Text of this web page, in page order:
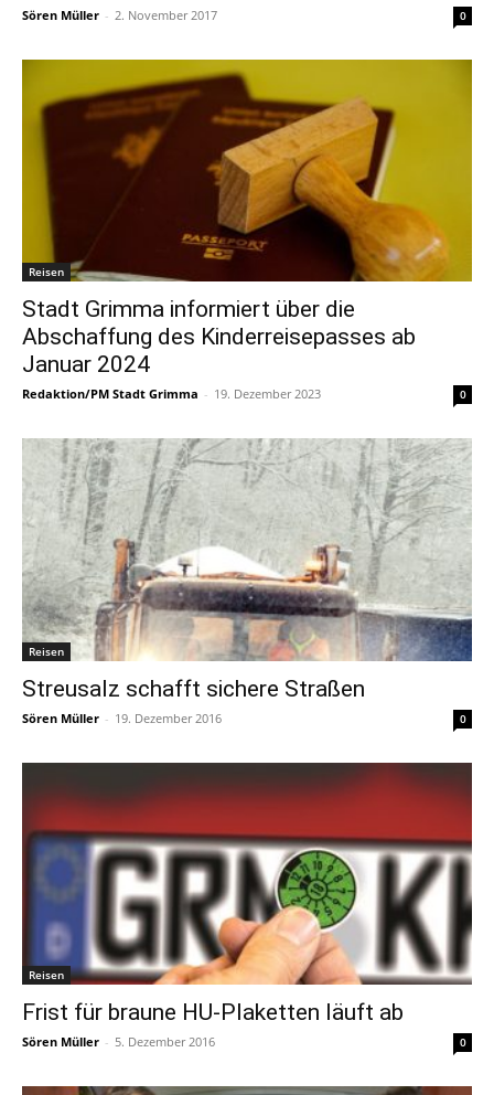
Sören Müller - 2. November 2017 0
Reisen
Stadt Grimma informiert über die
Abschaffung des Kinderreisepasses ab
Januar 2024
Redaktion/PM Stadt Grimma - 19. Dezember 2023 0
Reisen
Streusalz schafft sichere Straßen
Sören Müller - 19. Dezember 2016 0
Reisen
Frist für braune HU-Plaketten läuft ab
Sören Müller - 5. Dezember 2016 0